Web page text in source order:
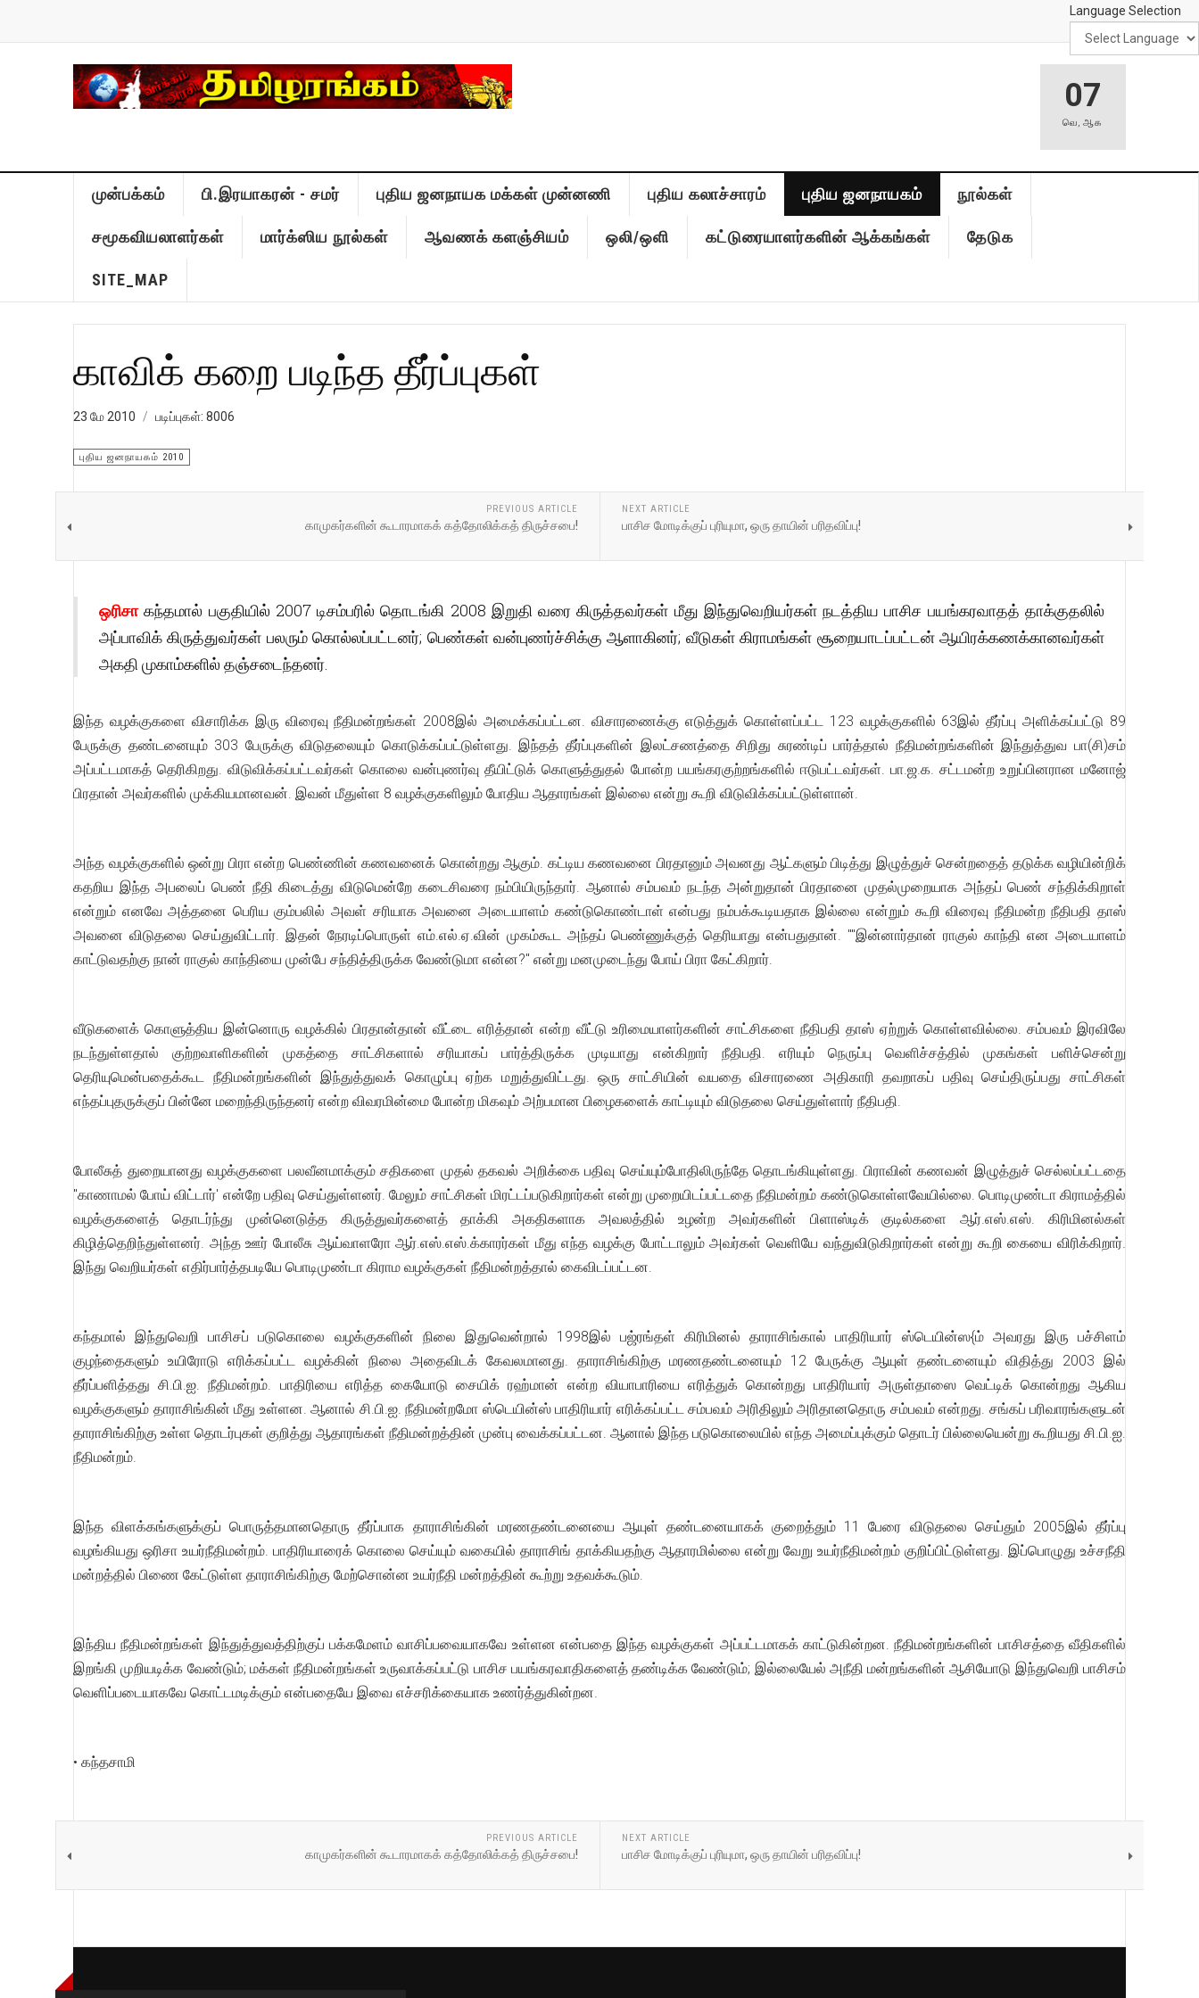
Language Selection
07
வெ,ஆக
முன்பக்கம் பி.இரயாகரன் - சமர் புதிய ஜனநாயக மக்கள் முன்னணி புதிய கலாச்சாரம் புதிய ஜனநாயகம் நூல்கள்
சமூகவியலாளர்கள் மார்க்ஸிய நூல்கள் ஆவணக் களஞ்சியம் ஒலி/ஒளி கட்டுரையாளர்களின் ஆக்கங்கள் தேடுக
SITE_MAP
காவிக் கறை படிந்த தீர்ப்புகள்
23 மே 2010 படிப்புகள்: 8006
புதிய ஜனநாயகம் 2010
PREVIOUS ARTICLE
காமுகர்களின் கூடாரமாகக் கத்தோலிக்கத் திருச்சபை!
NEXT ARTICLE
பாசிச மோடிக்குப் புரியுமா, ஒரு தாயின் பரிதவிப்பு!
ஒரிசாகந்தமால் பகுதியில் 2007 டிசம்பரில் தொடங்கி 2008 இறுதி வரை கிருத்தவர்கள் மீது இந்துவெறியர்கள் நடத்திய பாசிச பயங்கரவாதத் தாக்குதலில்
அப்பாவிக் கிருத்துவர்கள் பலரும் கொல்லப்பட்டனர்; பெண்கள் வன்புணர்ச்சிக்கு ஆளாகினர்; வீடுகள் கிராமங்கள் சூறையாடப்பட்டன் ஆயிரக்கணக்கானவர்கள்
அகதி முகாம்களில் தஞ்சடைந்தனர்.
இந்த வழக்குகளை விசாரிக்க இரு விரைவு நீதிமன்றங்கள் 2008இல் அமைக்கப்பட்டன. விசாரணைக்கு எடுத்துக் கொள்ளப்பட்ட 123 வழக்குகளில் 63இல் தீர்ப்பு அளிக்கப்பட்டு 89
பேருக்கு தண்டனையும் 303 பேருக்கு விடுதலையும் கொடுக்கப்பட்டுள்ளது. இந்தத் தீர்ப்புகளின் இலட்சணத்தை சிறிது சுரண்டிப் பார்த்தால் நீதிமன்றங்களின் இந்துத்துவ பா(சி)சம்
அப்பட்டமாகத் தெரிகிறது. விடுவிக்கப்பட்டவர்கள் கொலை வன்புணர்வு தீயிட்டுக் கொளுத்துதல் போன்ற பயங்கரகுற்றங்களில் ஈடுபட்டவர்கள். பா.ஜ.க. சட்டமன்ற உறுப்பினரான மனோஜ்
பிரதான் அவர்களில் முக்கியமானவன். இவன் மீதுள்ள 8 வழக்குகளிலும் போதிய ஆதாரங்கள் இல்லை என்று கூறி விடுவிக்கப்பட்டுள்ளான்.
அந்த வழக்குகளில் ஒன்று பிரா என்ற பெண்ணின் கணவனைக் கொன்றது ஆகும். கட்டிய கணவனை பிரதானும் அவனது ஆட்களும் பிடித்து இழுத்துச் சென்றதைத் தடுக்க வழியின்றிக்
கதறிய இந்த அபலைப் பெண் நீதி கிடைத்து விடுமென்றே கடைசிவரை நம்பியிருந்தார். ஆனால் சம்பவம் நடந்த அன்றுதான் பிரதானை முதல்முறையாக அந்தப் பெண் சந்திக்கிறாள்
என்றும் எனவே அத்தனை பெரிய கும்பலில் அவள் சரியாக அவனை அடையாளம் கண்டுகொண்டாள் என்பது நம்பக்கூடியதாக இல்லை என்றும் கூறி விரைவு நீதிமன்ற நீதிபதி தாஸ்
அவனை விடுதலை செய்துவிட்டார். இதன் நேரடிப்பொருள் எம்.எல்.ஏ.வின் முகம்கூட அந்தப் பெண்ணுக்குத் தெரியாது என்பதுதான். ""இன்னார்தான் ராகுல் காந்தி என அடையாளம்
காட்டுவதற்கு நான் ராகுல் காந்தியை முன்பே சந்தித்திருக்க வேண்டுமா என்ன?'' என்று மனமுடைந்து போய் பிரா கேட்கிறார்.
வீடுகளைக் கொளுத்திய இன்னொரு வழக்கில் பிரதான்தான் வீட்டை எரித்தான் என்ற வீட்டு உரிமையாளர்களின் சாட்சிகளை நீதிபதி தாஸ் ஏற்றுக் கொள்ளவில்லை. சம்பவம் இரவிலே
நடந்துள்ளதால் குற்றவாளிகளின் முகத்தை சாட்சிகளால் சரியாகப் பார்த்திருக்க முடியாது என்கிறார் நீதிபதி. எரியும் நெருப்பு வெளிச்சத்தில் முகங்கள் பளிச்சென்று
தெரியுமென்பதைக்கூட நீதிமன்றங்களின் இந்துத்துவக் கொழுப்பு ஏற்க மறுத்துவிட்டது. ஒரு சாட்சியின் வயதை விசாரணை அதிகாரி தவறாகப் பதிவு செய்திருப்பது சாட்சிகள்
எந்தப்புதருக்குப் பின்னே மறைந்திருந்தனர் என்ற விவரமின்மை போன்ற மிகவும் அற்பமான பிழைகளைக் காட்டியும் விடுதலை செய்துள்ளார் நீதிபதி.
போலீசுத் துறையானது வழக்குகளை பலவீனமாக்கும் சதிகளை முதல் தகவல் அறிக்கை பதிவு செய்யும்போதிலிருந்தே தொடங்கியுள்ளது. பிராவின் கணவன் இழுத்துச் செல்லப்பட்டதை
"காணாமல் போய் விட்டார்' என்றே பதிவு செய்துள்ளனர். மேலும் சாட்சிகள் மிரட்டப்படுகிறார்கள் என்று முறையிடப்பட்டதை நீதிமன்றம் கண்டுகொள்ளவேயில்லை. பொடிமுண்டா கிராமத்தில்
வழக்குகளைத் தொடர்ந்து முன்னெடுத்த கிருத்துவர்களைத் தாக்கி அகதிகளாக அவலத்தில் உழன்ற அவர்களின் பிளாஸ்டிக் குடில்களை ஆர்.எஸ்.எஸ். கிரிமினல்கள்
கிழித்தெறிந்துள்ளனர். அந்த ஊர் போலீசு ஆய்வாளரோ ஆர்.எஸ்.எஸ்.க்காரர்கள் மீது எந்த வழக்கு போட்டாலும் அவர்கள் வெளியே வந்துவிடுகிறார்கள் என்று கூறி கையை விரிக்கிறார்.
இந்து வெறியர்கள் எதிர்பார்த்தபடியே பொடிமுண்டா கிராம வழக்குகள் நீதிமன்றத்தால் கைவிடப்பட்டன.
கந்தமால் இந்துவெறி பாசிசப் படுகொலை வழக்குகளின் நிலை இதுவென்றால் 1998இல் பஜ்ரங்தள் கிரிமினல் தாராசிங்கால் பாதிரியார் ஸ்டெயின்ஸ{ம் அவரது இரு பச்சிளம்
குழந்தைகளும் உயிரோடு எரிக்கப்பட்ட வழக்கின் நிலை அதைவிடக் கேவலமானது. தாராசிங்கிற்கு மரணதண்டனையும் 12 பேருக்கு ஆயுள் தண்டனையும் விதித்து 2003 இல்
தீர்ப்பளித்தது சி.பி.ஐ. நீதிமன்றம். பாதிரியை எரித்த கையோடு சையிக் ரஹ்மான் என்ற வியாபாரியை எரித்துக் கொன்றது பாதிரியார் அருள்தாஸை வெட்டிக் கொன்றது ஆகிய
வழக்குகளும் தாராசிங்கின் மீது உள்ளன. ஆனால் சி.பி.ஐ. நீதிமன்றமோ ஸ்டெயின்ஸ் பாதிரியார் எரிக்கப்பட்ட சம்பவம் அரிதிலும் அரிதானதொரு சம்பவம் என்றது. சங்கப் பரிவாரங்களுடன்
தாராசிங்கிற்கு உள்ள தொடர்புகள் குறித்து ஆதாரங்கள் நீதிமன்றத்தின் முன்பு வைக்கப்பட்டன. ஆனால் இந்த படுகொலையில் எந்த அமைப்புக்கும் தொடர் பில்லையென்று கூறியது சி.பி.ஐ.
நீதிமன்றம்.
இந்த விளக்கங்களுக்குப் பொருத்தமானதொரு தீர்ப்பாக தாராசிங்கின் மரணதண்டனையை ஆயுள் தண்டனையாகக் குறைத்தும் 11 பேரை விடுதலை செய்தும் 2005இல் தீர்ப்பு
வழங்கியது ஒரிசா உயர்நீதிமன்றம். பாதிரியாரைக் கொலை செய்யும் வகையில் தாராசிங் தாக்கியதற்கு ஆதாரமில்லை என்று வேறு உயர்நீதிமன்றம் குறிப்பிட்டுள்ளது. இப்பொழுது உச்சநீதி
மன்றத்தில் பிணை கேட்டுள்ள தாராசிங்கிற்கு மேற்சொன்ன உயர்நீதி மன்றத்தின் கூற்று உதவக்கூடும்.
இந்திய நீதிமன்றங்கள் இந்துத்துவத்திற்குப் பக்கமேளம் வாசிப்பவையாகவே உள்ளன என்பதை இந்த வழக்குகள் அப்பட்டமாகக் காட்டுகின்றன. நீதிமன்றங்களின் பாசிசத்தை வீதிகளில்
இறங்கி முறியடிக்க வேண்டும்; மக்கள் நீதிமன்றங்கள் உருவாக்கப்பட்டு பாசிச பயங்கரவாதிகளைத் தண்டிக்க வேண்டும்; இல்லையேல் அநீதி மன்றங்களின் ஆசியோடு இந்துவெறி பாசிசம்
வெளிப்படையாகவே கொட்டமடிக்கும் என்பதையே இவை எச்சரிக்கையாக உணர்த்துகின்றன.
• கந்தசாமி
PREVIOUS ARTICLE
காமுகர்களின் கூடாரமாகக் கத்தோலிக்கத் திருச்சபை!
NEXT ARTICLE
பாசிச மோடிக்குப் புரியுமா, ஒரு தாயின் பரிதவிப்பு!